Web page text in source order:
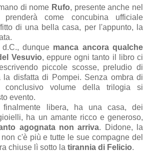
di nome Rufo, presente anche nel
come concubina ufficiale
di una bella casa, per l'appunto, la
dunque manca ancora qualche
Vesuvio, eppure ogni tanto il libro ci
piccole scosse, preludio di
disfatta di Pompei. Senza ombra di
volume della trilogia si
evento.
finalmente libera, ha una casa, dei
ha un amante ricco e generoso,
agognata non arriva. Didone, la
c'è più e tutte le sue compagne del
chiuse lì sotto la tirannia di Felicio.